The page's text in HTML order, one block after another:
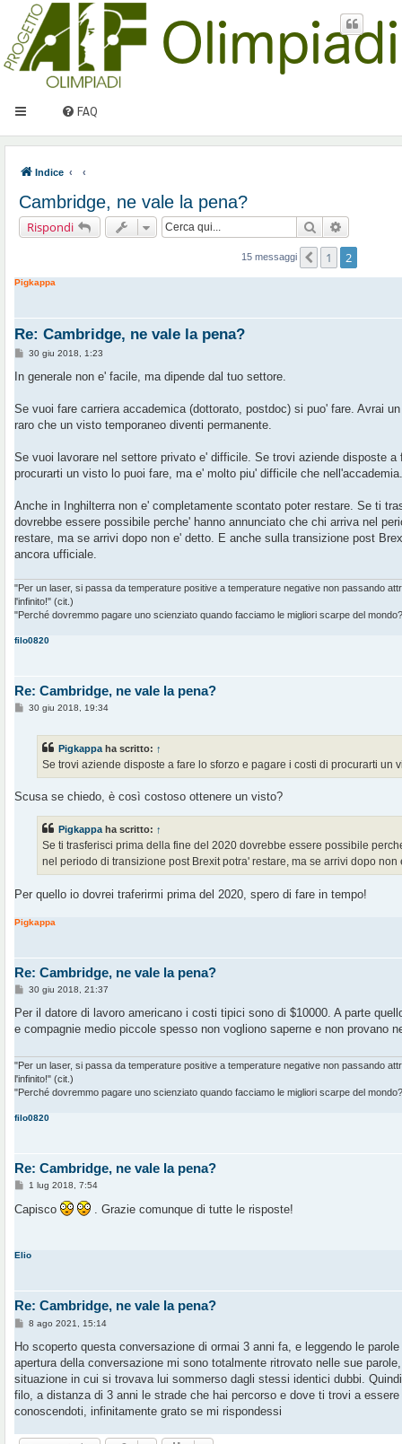
FAQ
Indice
Cambridge, ne vale la pena?
Rispondi Cerca
15 messaggi Precedente
1 2
Pigkappa
Re: Cambridge, ne vale la pena?
M
s
s
g
i
30 giu 2018, 1:23
In generale non e' facile, ma dipende dal tuo settore.
Se vuoi fare carriera accademica (dottorato, postdoc) si puo' fare. Avrai
raro che un visto temporaneo diventi permanente.
Se vuoi lavorare nel settore privato e' difficile. Se trovi aziende disposte
procurarti un visto lo puoi fare, ma e' molto piu' difficile che nell'accademia.
Anche in Inghilterra non e' completamente scontato poter restare. Se ti
dovrebbe essere possibile perche' hanno annunciato che chi arriva nel
restare, ma se arrivi dopo non e' detto. E anche sulla transizione post
ancora ufficiale.
"Per un laser, si passa da temperature positive a temperature negative non passando
l'infinito!" (cit.)
"Perché dovremmo pagare uno scienziato quando facciamo le migliori scarpe del
filo0820
Re: Cambridge, ne vale la pena?
M
o
30 giu 2018, 19:34
Pigkappa ha scritto: ↑
Se trovi aziende disposte a fare lo sforzo e pagare i costi di procurarti un
Scusa se chiedo, è così costoso ottenere un visto?
Pigkappa ha scritto: ↑
Se ti trasferisci prima della fine del 2020 dovrebbe essere possibile
nel periodo di transizione post Brexit potra' restare, ma se arrivi dopo non
Per quello io dovrei traferirmi prima del 2020, spero di fare in tempo!
Pigkappa
Re: Cambridge, ne vale la pena?
M
s
a
i
o
30 giu 2018, 21:37
Per il datore di lavoro americano i costi tipici sono di $10000. A parte
e compagnie medio piccole spesso non vogliono saperne e non provano
"Per un laser, si passa da temperature positive a temperature negative non passando
l'infinito!" (cit.)
"Perché dovremmo pagare uno scienziato quando facciamo le migliori scarpe del
filo0820
Re: Cambridge, ne vale la pena?
M
s
s
i
1 lug 2018, 7:54
Capisco . Grazie comunque di tutte le risposte!
Elio
Re: Cambridge, ne vale la pena?
M
s
a
g
i
o
8 ago 2021, 15:14
Ho scoperto questa conversazione di ormai 3 anni fa, e leggendo le
apertura della conversazione mi sono totalmente ritrovato nelle sue
situazione in cui si trovava lui sommerso dagli stessi identici dubbi.
filo, a distanza di 3 anni le strade che hai percorso e dove ti trovi a
conoscendoti, infinitamente grato se mi rispondessi